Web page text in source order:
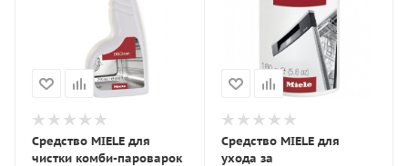
Средство MIELE для
чистки комби-пароварок
Средство MIELE для
ухода за